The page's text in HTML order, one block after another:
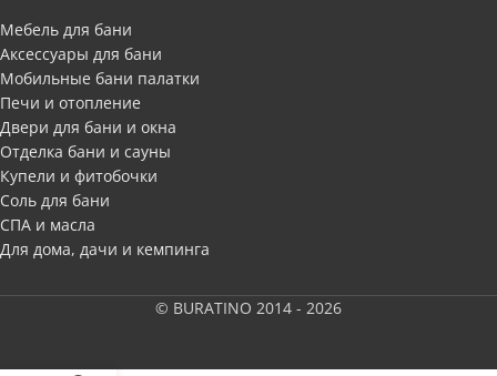
Мебель для бани
Аксессуары для бани
Мобильные бани палатки
Печи и отопление
Двери для бани и окна
Отделка бани и сауны
Купели и фитобочки
Соль для бани
СПА и масла
Для дома, дачи и кемпинга
© BURATINO 2014 - 2026